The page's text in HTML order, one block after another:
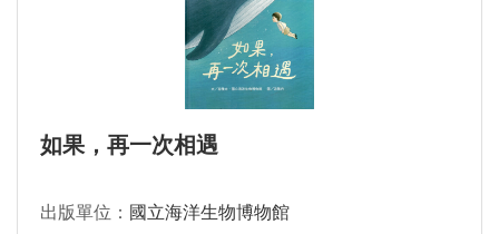
如果，再一次相遇
出版單位： 國立海洋生物博物館